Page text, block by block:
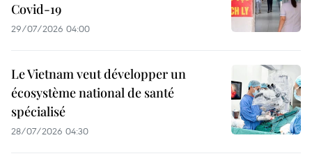
Covid-19
29/07/2026 04:00
Le Vietnam veut développer un
écosystème national de santé
spécialisé
28/07/2026 04:30